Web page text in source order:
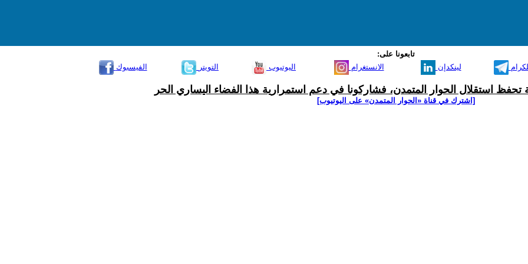
تابعونا على:
الفيسبوك
التويتر اليوتيوب الانستغرام لينكدإن
تحفظ استقلال الحوار المتمدن، فشاركونا في دعم استمرارية هذا الفضاء اليساري الحر
[اشترك في قناة ‫«الحوار المتمدن» على اليوتيوب]